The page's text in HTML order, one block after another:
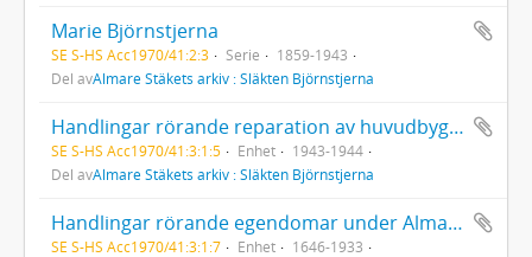
Marie Björnstjerna
SE S-HS Acc1970/41:2:3 Serie
1859-1943
Del avAlmare Stäkets arkiv : Släkten Björnstjerna
Handlingar rörande reparation av huvudbyggnaden
SE S-HS Acc1970/41:3:1:5 Enhet
1943-1944
Del avAlmare Stäkets arkiv : Släkten Björnstjerna
Handlingar rörande egendomar under Almare Stäket  Diverse
SE S-HS Acc1970/41:3:1:7 Enhet
1646-1933